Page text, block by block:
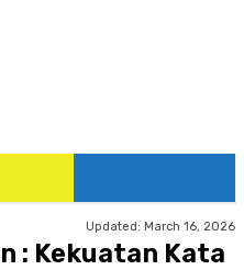
Updated: March 16, 2026
: Kekuatan Kata